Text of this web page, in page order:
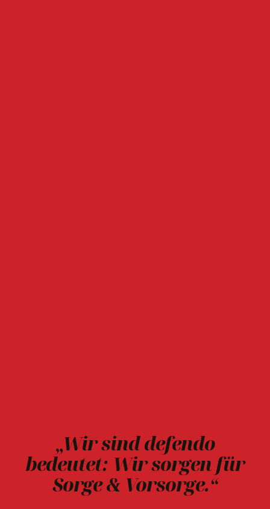
„Wir sind defendo
bedeutet: Wir sorgen für
Sorge & Vorsorge.“